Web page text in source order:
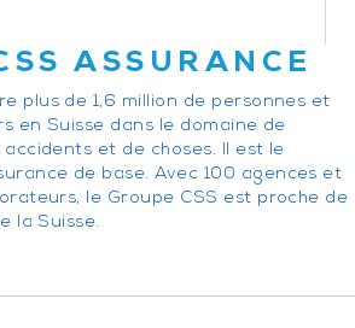
ASSURANCE
plus de 1,6 million de personnes et
en Suisse dans le domaine de
accidents et de choses. Il est le
de base. Avec 100 agences et
le Groupe CSS est proche de
la Suisse.